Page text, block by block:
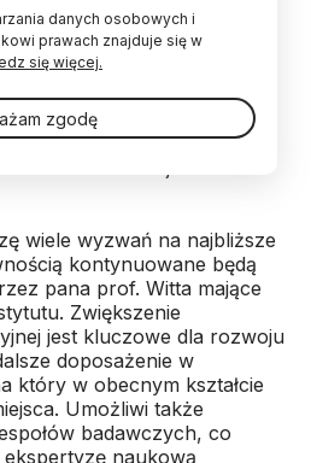
Maciej Giefing jest nowym
Człowieka PAN w
przez prezesa Polskiej
konkursu. Zastąpił na tym
Michała Witta, który
wiele wyzwań na najbliższe
kontynuowane będą
pana prof. Witta mające
Zwiększenie
jest kluczowe dla rozwoju
doposażenie w
który w obecnym kształcie
Umożliwi także
badawczych, co
naukową
danych osobowych i
prawach znajduje się w
się więcej.
zgodę